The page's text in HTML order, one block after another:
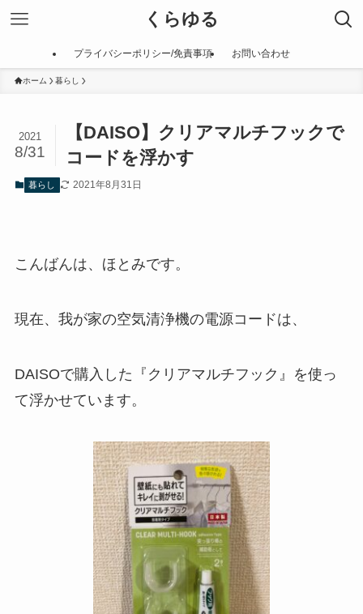
くらゆる
プライバシーポリシー/免責事項 お問い合わせ
ホーム 暮らし
【DAISO】クリアマルチフックで
コードを浮かす
2021
8/31
暮らし 2021年8月31日
こんばんは、ほとみです。
現在、我が家の空気清浄機の電源コードは、
DAISOで購入した『クリアマルチフック』を使っ
て浮かせています。